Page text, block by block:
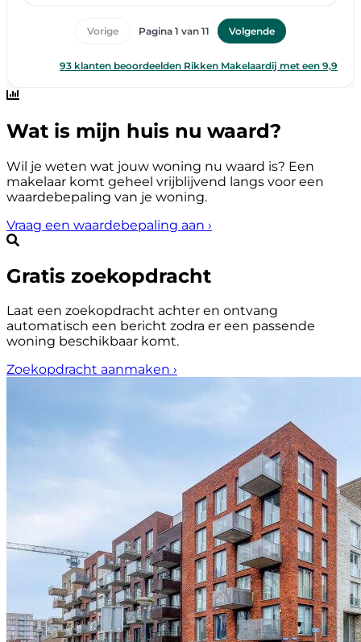
Wat is mijn huis nu waard?
Wil je weten wat jouw woning nu waard is? Een
makelaar komt geheel vrijblijvend langs voor een
waardebepaling van je woning.
Vraag een waardebepaling aan ›
Gratis zoekopdracht
Laat een zoekopdracht achter en ontvang
automatisch een bericht zodra er een passende
woning beschikbaar komt.
Zoekopdracht aanmaken ›